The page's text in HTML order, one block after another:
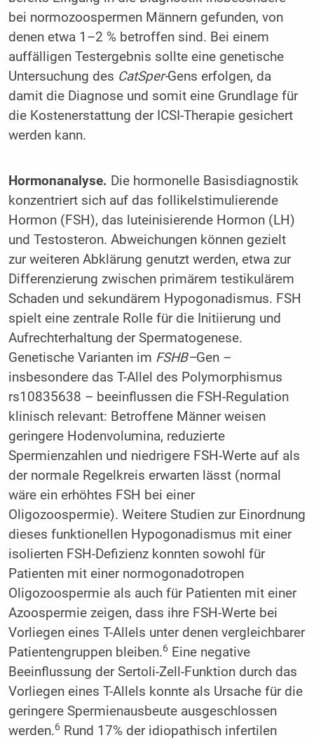
bei normozoospermen Männern gefunden, von
denen etwa 1–2 % betroffen sind. Bei einem
auffälligen Testergebnis sollte eine genetische
Untersuchung des CatSper-Gens erfolgen, da
damit die Diagnose und somit eine Grundlage für
die Kostenerstattung der ICSI-Therapie gesichert
werden kann.
Hormonanalyse. Die hormonelle Basisdiagnostik
konzentriert sich auf das follikelstimulierende
Hormon (FSH), das luteinisierende Hormon (LH)
und Testosteron. Abweichungen können gezielt
zur weiteren Abklärung genutzt werden, etwa zur
Differenzierung zwischen primärem testikulärem
Schaden und sekundärem Hypogonadismus. FSH
spielt eine zentrale Rolle für die Initiierung und
Aufrechterhaltung der Spermatogenese.
Genetische Varianten im FSHB–Gen –
insbesondere das T-Allel des Polymorphismus
rs10835638 – beeinflussen die FSH-Regulation
klinisch relevant: Betroffene Männer weisen
geringere Hodenvolumina, reduzierte
Spermienzahlen und niedrigere FSH-Werte auf als
der normale Regelkreis erwarten lässt (normal
wäre ein erhöhtes FSH bei einer
Oligozoospermie). Weitere Studien zur Einordnung
dieses funktionellen Hypogonadismus mit einer
isolierten FSH-Defizienz konnten sowohl für
Patienten mit einer normogonadotropen
Oligozoospermie als auch für Patienten mit einer
Azoospermie zeigen, dass ihre FSH-Werte bei
Vorliegen eines T-Allels unter denen vergleichbarer
Patientengruppen bleiben.6Eine negative
Beeinflussung der Sertoli-Zell-Funktion durch das
Vorliegen eines T-Allels konnte als Ursache für die
geringere Spermienausbeute ausgeschlossen
werden.6Rund 17% der idiopathisch infertilen